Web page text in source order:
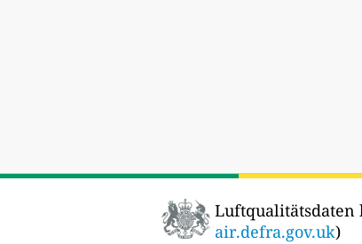
Luftqualitätsdaten
air.defra.gov.uk)